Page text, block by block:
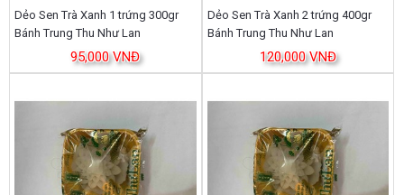
Dẻo Sen Trà Xanh 1 trứng 300gr
Bánh Trung Thu Như Lan
95,000 VNĐ
Dẻo Sen Trà Xanh 2 trứng 400gr
Bánh Trung Thu Như Lan
120,000 VNĐ